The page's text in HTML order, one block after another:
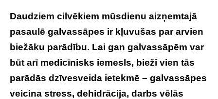
Daudziem cilvēkiem mūsdienu aizņemtajā
pasaulē galvassāpes ir kļuvušas par arvien
biežāku parādību. Lai gan galvassāpēm var
būt arī medicīnisks iemesls, bieži vien tās
parādās dzīvesveida ietekmē – galvassāpes
veicina stress, dehidrācija, darbs vēlās